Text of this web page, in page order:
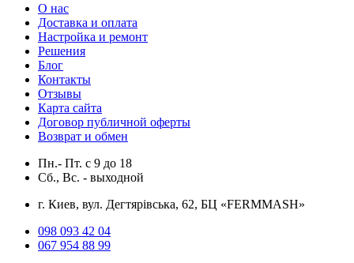
О нас
Доставка и оплата
Настройка и ремонт
Решения
Блог
Контакты
Отзывы
Карта сайта
Договор публичной оферты
Возврат и обмен
Пн.- Пт. с 9 до 18
Сб., Вс. - выходной
г. Киев, вул. Дегтярівська, 62, БЦ «FERMMASH»
098 093 42 04
067 954 88 99